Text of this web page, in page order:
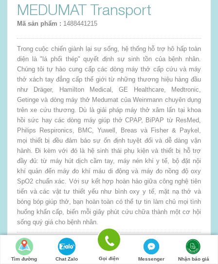
MEDUMAT Transport
Mã sản phẩm : 1488441215
Trong cuộc chiến giành lại sự sống, hệ thống hỗ trợ hô hấp toàn
diện là "lá phổi thép" quyết định sự sinh tồn của bệnh nhân.
Chúng tôi tự hào cung cấp các dòng máy thở cấp cứu và máy
thở xách tay đẳng cấp thế giới từ những thương hiệu hàng đầu
như Dräger, Hamilton Medical, GE Healthcare, Medtronic,
Getinge và dòng máy thở Medumat của Weinmann chuyên dụng
trên xe cứu thương. Dù là giải pháp máy thở xâm lấn tại khoa
hồi sức hay các dòng máy giúp thở CPAP, BiPAP từ ResMed,
Philips Respironics, BMC, Yuwell, Breas và Fisher & Paykel,
mọi thiết bị đều đảm bảo sự ổn định tuyệt đối và dễ dàng vận
hành. Đi kèm với đó là hệ sinh thái phụ kiện và thiết bị hỗ trợ
đầy đủ: từ máy hút dịch cầm tay, máy nén khí y tế, bộ đặt nội
khí quản đến máy đo khí máu di động và máy đo nồng độ oxy
SpO2 chuẩn xác. Với sự kết hợp hoàn hảo giữa công nghệ tiên
tiến và các vật tư thiết yếu như bình oxy y tế, mặt nạ thở và
bóng bóp giúp thở, bạn hoàn toàn có thể tự tin làm chủ mọi tình
huống khẩn cấp, biến mỗi giây phút cứu chữa thành một cơ hội
sống quý giá cho bệnh nhân.
0đ Số lượng:
Tìm đường Chat Zalo Gọi điện Messenger Nhận báo giá